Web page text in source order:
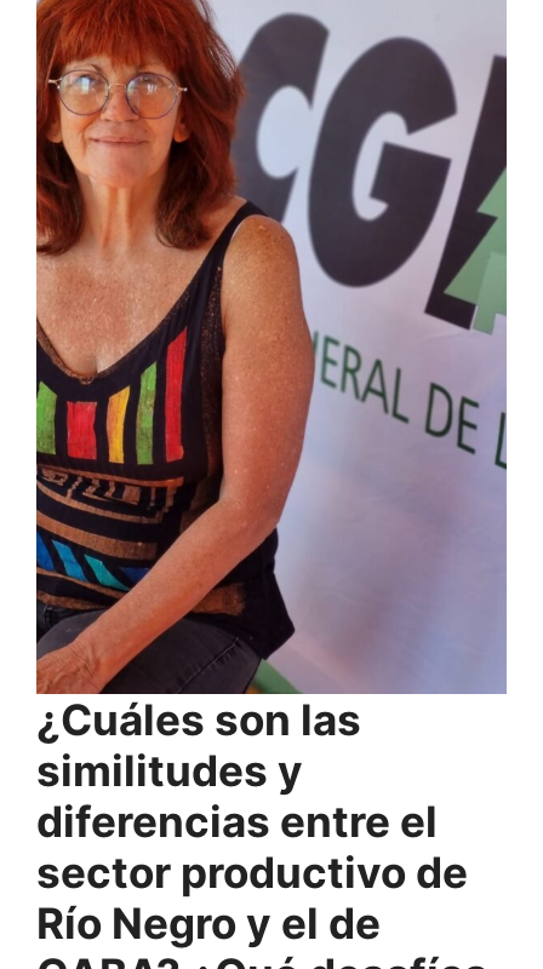
¿Cuáles son las
similitudes y
diferencias entre el
sector productivo de
Río Negro y el de